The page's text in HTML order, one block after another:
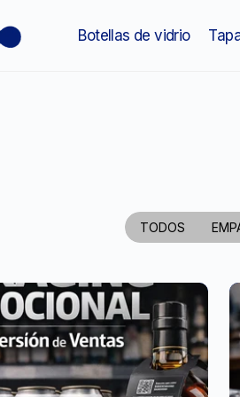
Botellas de vidrio
TODOS